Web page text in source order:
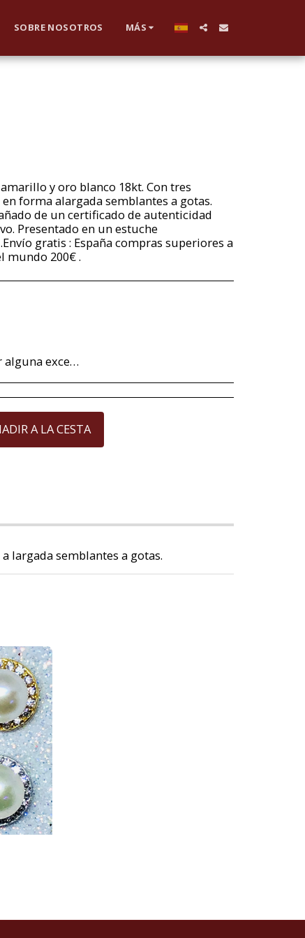
SOBRE NOSOTROS MÁS
y oro blanco 18kt. Con tres
forma alargada semblantes a gotas.
de un certificado de autenticidad
Presentado en un estuche
gratis : España compras superiores a
mundo 200€ .
aceptable de devolución ya que éstas son totalmente naturales y no se pueden alterar dándole formas redondas y perfectas. Para la perla de Mallorca que viene acompañada de la garantía de diez años, la garantía cubre cualquier defecto exclusivamente de la perla, siempre y cuando ésta haya recibido los cuidados necesarios. La devolución del importe de la compra, cuando proceda, se realizará en el mismo medio de pago con el que usted adquirió el artículo que devuelve.
A LA CESTA
largada semblantes a gotas.